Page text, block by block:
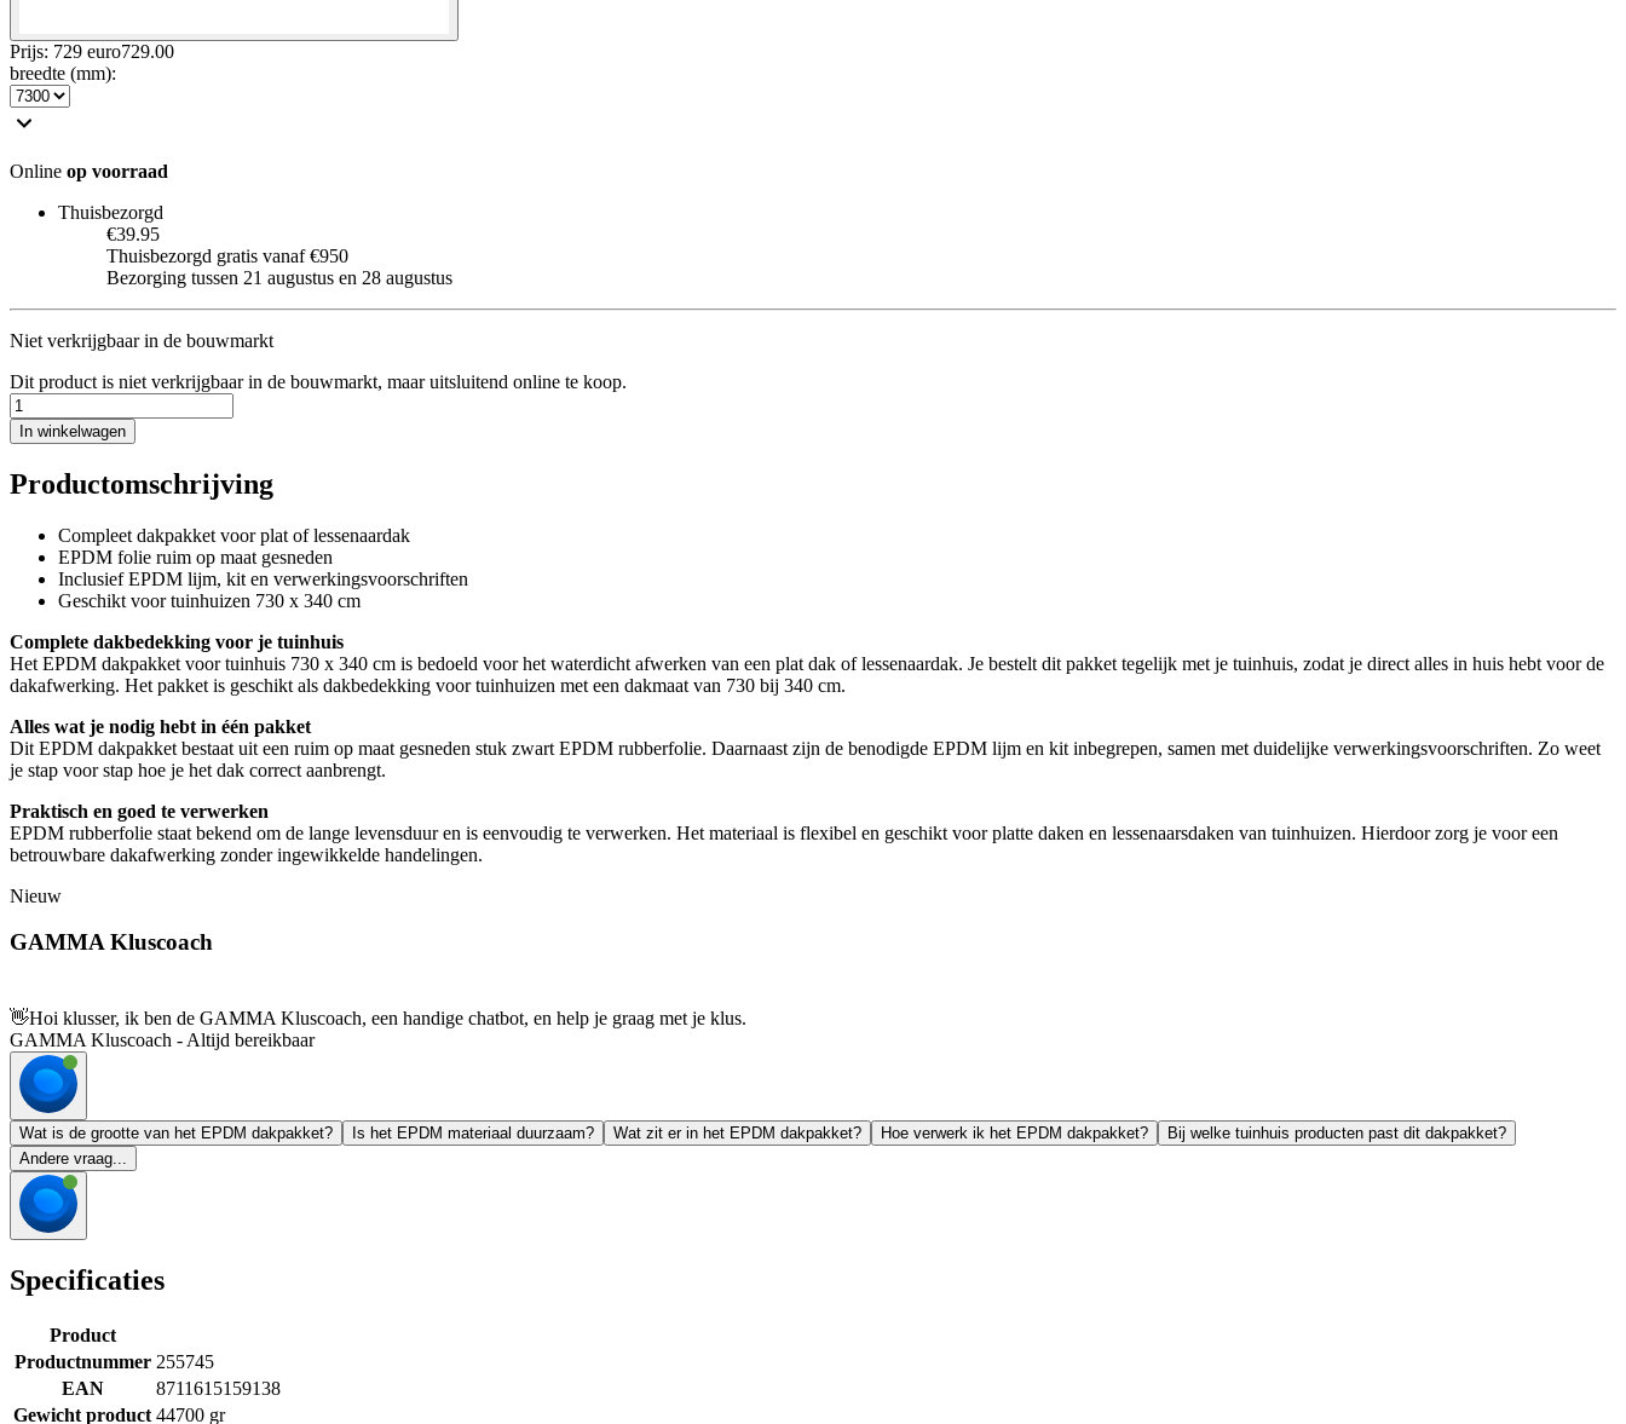
Prijs: 729 euro729.00
breedte (mm):
Online op voorraad
Thuisbezorgd
€39.95
Thuisbezorgd gratis vanaf €950
Bezorging tussen 21 augustus en 28 augustus
Niet verkrijgbaar in de bouwmarkt
Dit product is niet verkrijgbaar in de bouwmarkt, maar uitsluitend online te koop.
In winkelwagen
Productomschrijving
Compleet dakpakket voor plat of lessenaardak
EPDM folie ruim op maat gesneden
Inclusief EPDM lijm, kit en verwerkingsvoorschriften
Geschikt voor tuinhuizen 730 x 340 cm
Complete dakbedekking voor je tuinhuis
Het EPDM dakpakket voor tuinhuis 730 x 340 cm is bedoeld voor het waterdicht afwerken van een plat dak of lessenaardak. Je bestelt dit pakket tegelijk met je tuinhuis, zodat je direct alles in huis hebt voor de
dakafwerking. Het pakket is geschikt als dakbedekking voor tuinhuizen met een dakmaat van 730 bij 340 cm.
Alles wat je nodig hebt in één pakket
Dit EPDM dakpakket bestaat uit een ruim op maat gesneden stuk zwart EPDM rubberfolie. Daarnaast zijn de benodigde EPDM lijm en kit inbegrepen, samen met duidelijke verwerkingsvoorschriften. Zo weet
je stap voor stap hoe je het dak correct aanbrengt.
Praktisch en goed te verwerken
EPDM rubberfolie staat bekend om de lange levensduur en is eenvoudig te verwerken. Het materiaal is flexibel en geschikt voor platte daken en lessenaarsdaken van tuinhuizen. Hierdoor zorg je voor een
betrouwbare dakafwerking zonder ingewikkelde handelingen.
Nieuw
GAMMA Kluscoach
👋Hoi klusser, ik ben de GAMMA Kluscoach, een handige chatbot, en help je graag met je klus.
GAMMA Kluscoach - Altijd bereikbaar
Wat is de grootte van het EPDM dakpakket? Is het EPDM materiaal duurzaam? Wat zit er in het EPDM dakpakket? Hoe verwerk ik het EPDM dakpakket?
Bij welke tuinhuis producten past dit dakpakket?
Andere vraag...
Specificaties
Product
Productnummer 255745
EAN
8711615159138
Gewicht product 44700 gr